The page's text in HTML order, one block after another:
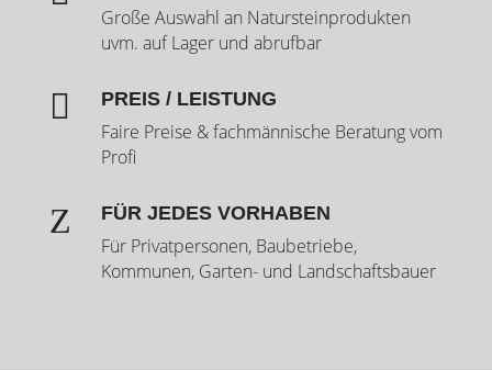
Große Auswahl an Natursteinprodukten
uvm. auf Lager und abrufbar
 PREIS / LEISTUNG
Faire Preise & fachmännische Beratung vom
Profi
Z FÜR JEDES VORHABEN
Für Privatpersonen, Baubetriebe,
Kommunen, Garten- und Landschaftsbauer